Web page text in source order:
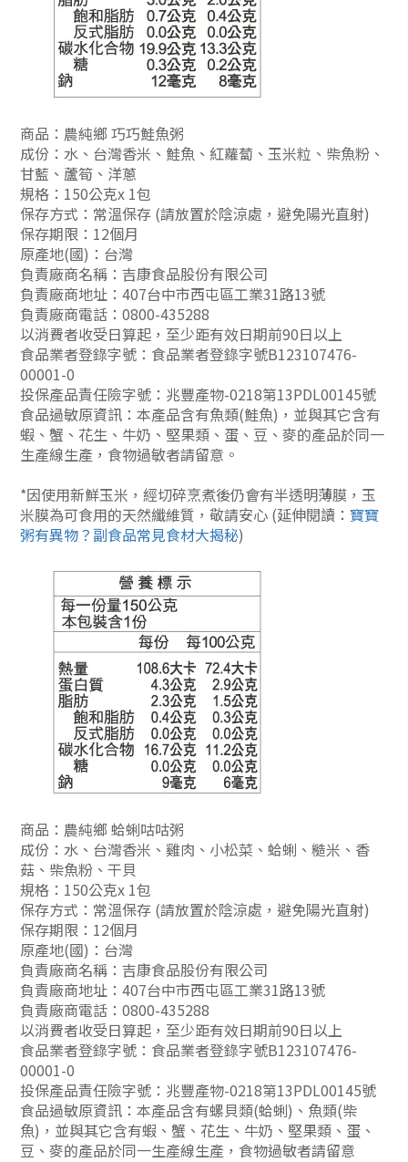
商品：農純鄉 巧巧鮭魚粥
成份：水、台灣香米、鮭魚、紅蘿蔔、玉米粒、柴魚粉、
甘藍、蘆筍、洋蔥
規格：150公克x 1包
保存方式：常溫保存 (請放置於陰涼處，避免陽光直射)
保存期限：12個月
原產地(國)：台灣
負責廠商名稱：吉康食品股份有限公司
負責廠商地址：407台中市西屯區工業31路13號
負責廠商電話：0800-435288
以消費者收受日算起，至少距有效日期前90日以上
食品業者登錄字號：食品業者登錄字號B123107476-
00001-0
投保產品責任險字號：兆豐產物-0218第13PDL00145號
食品過敏原資訊：本產品含有魚類(鮭魚)，並與其它含有
蝦、蟹、花生、牛奶、堅果類、蛋、豆、麥的產品於同一
生產線生產，食物過敏者請留意。
*因使用新鮮玉米，經切碎烹煮後仍會有半透明薄膜，玉
米膜為可食用的天然纖維質，敬請安心 (延伸閱讀： 寶寶
粥有異物？副食品常見食材大揭秘)
商品：農純鄉 蛤蜊咕咕粥
成份：水、台灣香米、雞肉、小松菜、蛤蜊、糙米、香
菇、柴魚粉、干貝
規格：150公克x 1包
保存方式：常溫保存 (請放置於陰涼處，避免陽光直射)
保存期限：12個月
原產地(國)：台灣
負責廠商名稱：吉康食品股份有限公司
負責廠商地址：407台中市西屯區工業31路13號
負責廠商電話：0800-435288
以消費者收受日算起，至少距有效日期前90日以上
食品業者登錄字號：食品業者登錄字號B123107476-
00001-0
投保產品責任險字號：兆豐產物-0218第13PDL00145號
食品過敏原資訊：本產品含有螺貝類(蛤蜊)、魚類(柴
魚)，並與其它含有蝦、蟹、花生、牛奶、堅果類、蛋、
豆、麥的產品於同一生產線生產，食物過敏者請留意